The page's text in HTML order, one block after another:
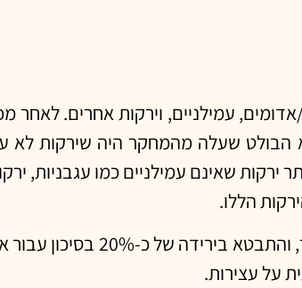
עמילניים, וירקות אחרים.
שעלה מהמחקר היה שירקות לא
שאינם עמילניים כמו עגבניות,
הללו.
הסיכון לעצירות ירד באופן
על עצירות.